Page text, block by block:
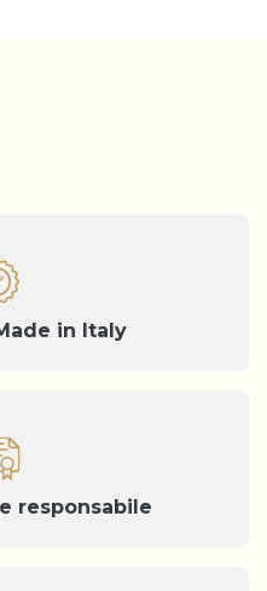
in Italy
responsabile